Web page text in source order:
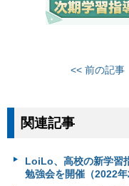
<< 前の記事
関連記事
LoiLo、高校の新学習
勉強会を開催（2022年